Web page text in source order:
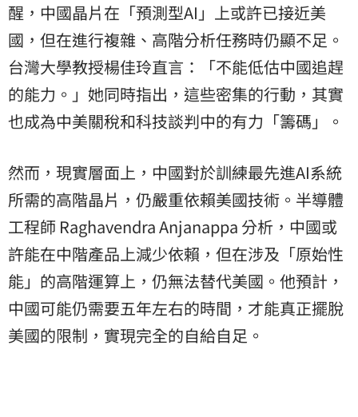
醒，中國晶片在「預測型AI」上或許已接近美
國，但在進行複雜、高階分析任務時仍顯不足。
台灣大學教授楊佳玲直言：「不能低估中國追趕
的能力。」她同時指出，這些密集的行動，其實
也成為中美關稅和科技談判中的有力「籌碼」。
然而，現實層面上，中國對於訓練最先進AI系統
所需的高階晶片，仍嚴重依賴美國技術。半導體
工程師 Raghavendra Anjanappa 分析，中國或
許能在中階產品上減少依賴，但在涉及「原始性
能」的高階運算上，仍無法替代美國。他預計，
中國可能仍需要五年左右的時間，才能真正擺脫
美國的限制，實現完全的自給自足。